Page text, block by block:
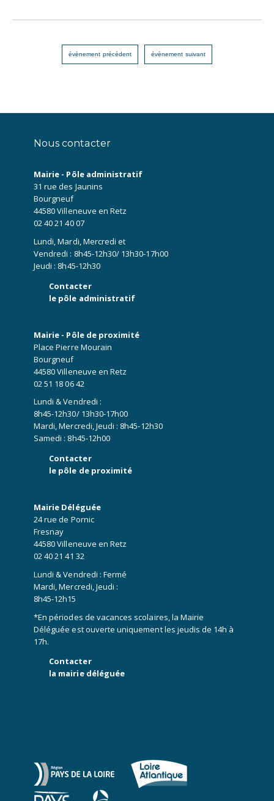
évènement précédent évènement suivant
Nous contacter
Mairie - Pôle administratif
31 rue des Jaunins
Bourgneuf
44580 Villeneuve en Retz
02 40 21 40 07
Lundi, Mardi, Mercredi et
Vendredi : 8h45-12h30/ 13h30-17h00
Jeudi : 8h45-12h30
Contacter
le pôle administratif
Mairie - Pôle de proximité
Place Pierre Mourain
Bourgneuf
44580 Villeneuve en Retz
02 51 18 06 42
Lundi & Vendredi :
8h45-12h30/ 13h30-17h00
Mardi, Mercredi, Jeudi : 8h45-12h30
Samedi : 8h45-12h00
Contacter
le pôle de proximité
Mairie Déléguée
24 rue de Pornic
Fresnay
44580 Villeneuve en Retz
02 40 21 41 32
Lundi & Vendredi : Fermé
Mardi, Mercredi, Jeudi :
8h45-12h15
*En périodes de vacances scolaires, la Mairie
Déléguée est ouverte uniquement les jeudis de 14h à
17h.
Contacter
la mairie déléguée